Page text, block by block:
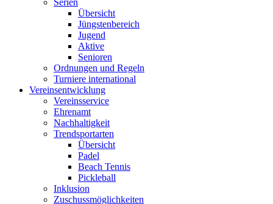
Serien
Übersicht
Jüngstenbereich
Jugend
Aktive
Senioren
Ordnungen und Regeln
Turniere international
Vereinsentwicklung
Vereinsservice
Ehrenamt
Nachhaltigkeit
Trendsportarten
Übersicht
Padel
Beach Tennis
Pickleball
Inklusion
Zuschussmöglichkeiten